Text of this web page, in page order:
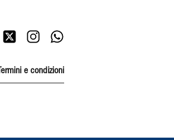
Termini e condizioni